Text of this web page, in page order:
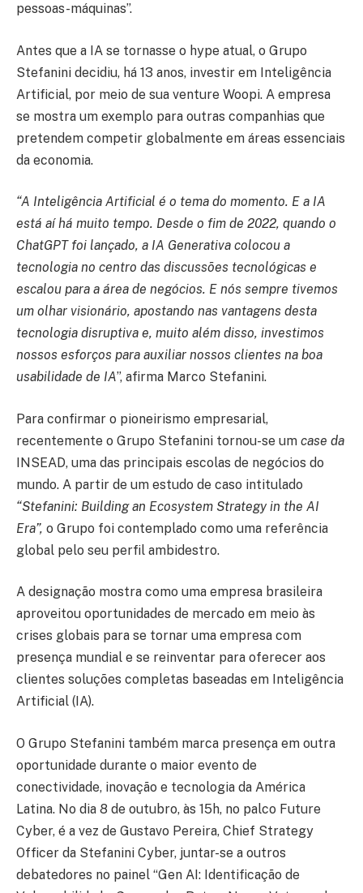
pessoas-máquinas”.
Antes que a IA se tornasse o hype atual, o Grupo
Stefanini decidiu, há 13 anos, investir em Inteligência
Artificial, por meio de sua venture Woopi. A empresa
se mostra um exemplo para outras companhias que
pretendem competir globalmente em áreas essenciais
da economia.
“A Inteligência Artificial é o tema do momento. E a IA
está aí há muito tempo. Desde o fim de 2022, quando o
ChatGPT foi lançado, a IA Generativa colocou a
tecnologia no centro das discussões tecnológicas e
escalou para a área de negócios. E nós sempre tivemos
um olhar visionário, apostando nas vantagens desta
tecnologia disruptiva e, muito além disso, investimos
nossos esforços para auxiliar nossos clientes na boa
usabilidade de IA”, afirma Marco Stefanini.
Para confirmar o pioneirismo empresarial,
recentemente o Grupo Stefanini tornou-se um case da
INSEAD, uma das principais escolas de negócios do
mundo. A partir de um estudo de caso intitulado
“Stefanini: Building an Ecosystem Strategy in the AI
Era”, o Grupo foi contemplado como uma referência
global pelo seu perfil ambidestro.
A designação mostra como uma empresa brasileira
aproveitou oportunidades de mercado em meio às
crises globais para se tornar uma empresa com
presença mundial e se reinventar para oferecer aos
clientes soluções completas baseadas em Inteligência
Artificial (IA).
O Grupo Stefanini também marca presença em outra
oportunidade durante o maior evento de
conectividade, inovação e tecnologia da América
Latina. No dia 8 de outubro, às 15h, no palco Future
Cyber, é a vez de Gustavo Pereira, Chief Strategy
Officer da Stefanini Cyber, juntar-se a outros
debatedores no painel “Gen AI: Identificação de